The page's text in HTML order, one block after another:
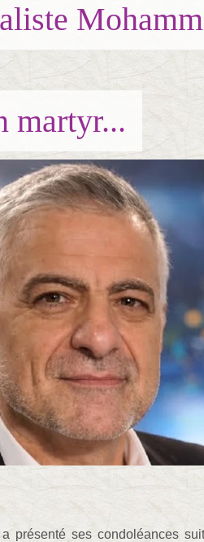
martyr...
présenté ses condoléances